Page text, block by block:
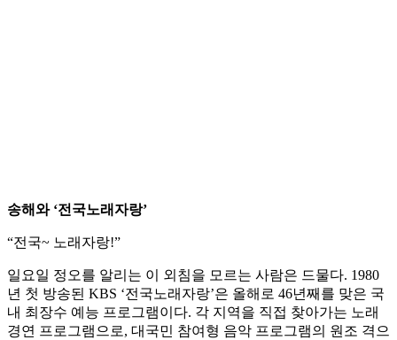
송해와 ‘전국노래자랑’
“전국~ 노래자랑!”
일요일 정오를 알리는 이 외침을 모르는 사람은 드물다. 1980
년 첫 방송된 KBS ‘전국노래자랑’은 올해로 46년째를 맞은 국
내 최장수 예능 프로그램이다. 각 지역을 직접 찾아가는 노래
경연 프로그램으로, 대국민 참여형 음악 프로그램의 원조 격으